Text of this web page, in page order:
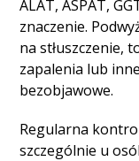
ALAT, ASPAT,
znaczenie.
na stłuszczenie,
zapalenia lub
bezobjawowe.
Regularna
szczególnie u